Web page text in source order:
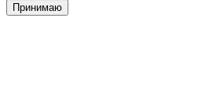
Принимаю